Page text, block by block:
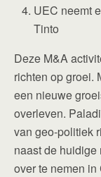
UEC neemt
Tinto
Deze M&A
richten op groei.
een nieuwe
overleven.
van geo-politiek
naast de
over te nemen